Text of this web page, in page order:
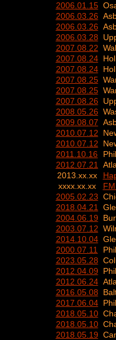
2006.01.15
2006.03.26
2006.03.26
2006.03.28
2007.08.22
2007.08.24
2007.08.24
2007.08.25
2007.08.25
2007.08.26
2008.05.26
2009.08.07
2010.07.12
2010.07.12
2011.10.16
2012.07.21
2013.xx.xx
xxxx.xx.xx
2005.02.23
2018.04.21
2004.06.19
2003.07.12
2014.10.04
2000.07.11
2023.05.28
2012.04.09
2012.06.24
2016.05.08
2017.06.04
2018.05.10
2018.05.10
2018.05.19